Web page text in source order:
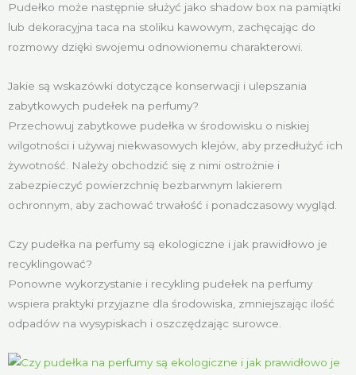
Pudełko może następnie służyć jako shadow box na pamiątki
lub dekoracyjna taca na stoliku kawowym, zachęcając do
rozmowy dzięki swojemu odnowionemu charakterowi.
Jakie są wskazówki dotyczące konserwacji i ulepszania
zabytkowych pudełek na perfumy?
Przechowuj zabytkowe pudełka w środowisku o niskiej
wilgotności i używaj niekwasowych klejów, aby przedłużyć ich
żywotność. Należy obchodzić się z nimi ostrożnie i
zabezpieczyć powierzchnię bezbarwnym lakierem
ochronnym, aby zachować trwałość i ponadczasowy wygląd.
Czy pudełka na perfumy są ekologiczne i jak prawidłowo je
recyklingować?
Ponowne wykorzystanie i recykling pudełek na perfumy
wspiera praktyki przyjazne dla środowiska, zmniejszając ilość
odpadów na wysypiskach i oszczędzając surowce.